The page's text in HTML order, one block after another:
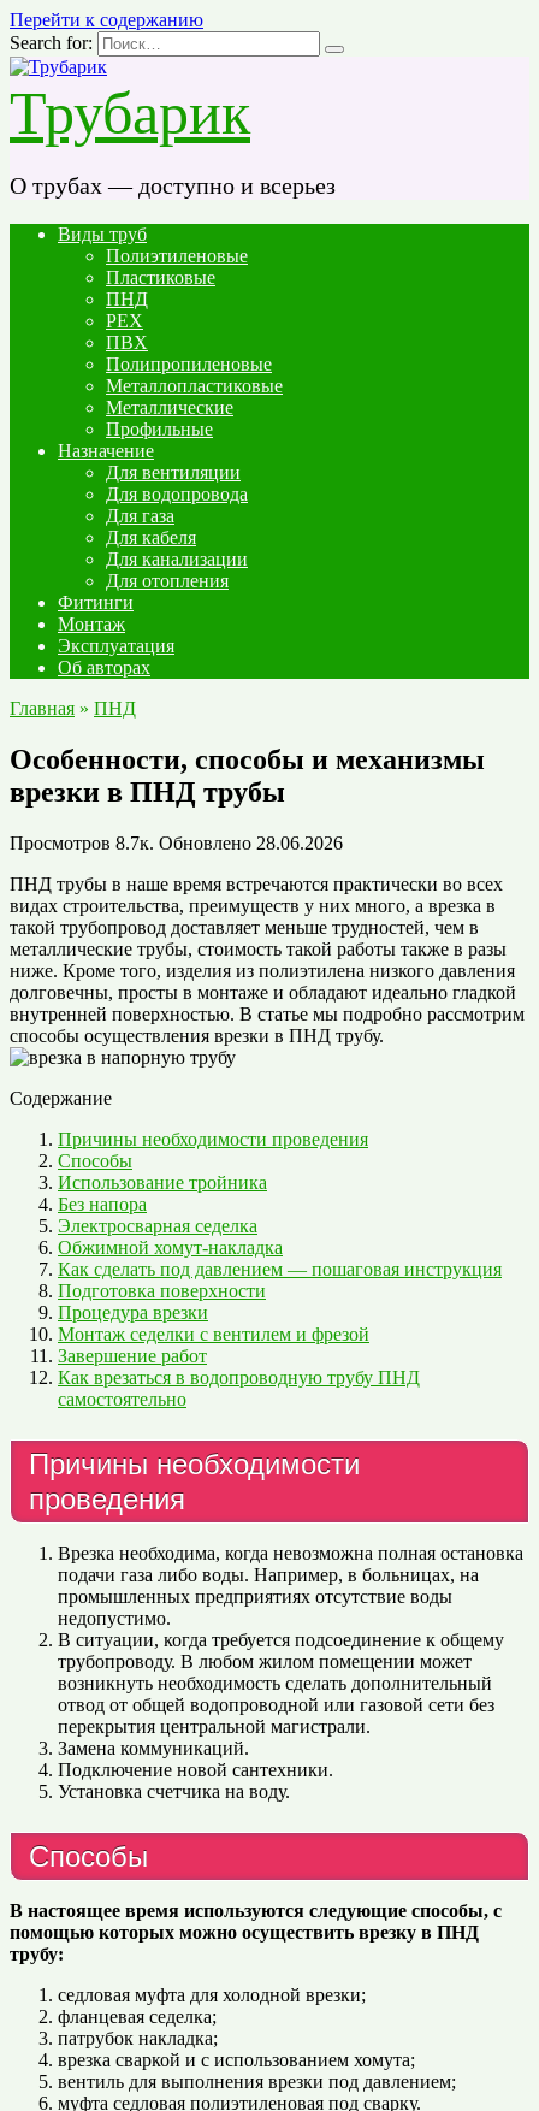
Перейти к содержанию
Search for:
Трубарик
О трубах — доступно и всерьез
Виды труб
Полиэтиленовые
Пластиковые
ПНД
PEX
ПВХ
Полипропиленовые
Металлопластиковые
Металлические
Профильные
Назначение
Для вентиляции
Для водопровода
Для газа
Для кабеля
Для канализации
Для отопления
Фитинги
Монтаж
Эксплуатация
Об авторах
Главная » ПНД
Особенности, способы и механизмы
врезки в ПНД трубы
Просмотров 8.7к. Обновлено 28.06.2026
ПНД трубы в наше время встречаются практически во всех
видах строительства, преимуществ у них много, а врезка в
такой трубопровод доставляет меньше трудностей, чем в
металлические трубы, стоимость такой работы также в разы
ниже. Кроме того, изделия из полиэтилена низкого давления
долговечны, просты в монтаже и обладают идеально гладкой
внутренней поверхностью. В статье мы подробно рассмотрим
способы осуществления врезки в ПНД трубу.
Содержание
Причины необходимости проведения
Способы
Использование тройника
Без напора
Электросварная седелка
Обжимной хомут-накладка
Как сделать под давлением — пошаговая инструкция
Подготовка поверхности
Процедура врезки
Монтаж седелки с вентилем и фрезой
Завершение работ
Как врезаться в водопроводную трубу ПНД
самостоятельно
Причины необходимости
проведения
Врезка необходима, когда невозможна полная остановка
подачи газа либо воды. Например, в больницах, на
промышленных предприятиях отсутствие воды
недопустимо.
В ситуации, когда требуется подсоединение к общему
трубопроводу. В любом жилом помещении может
возникнуть необходимость сделать дополнительный
отвод от общей водопроводной или газовой сети без
перекрытия центральной магистрали.
Замена коммуникаций.
Подключение новой сантехники.
Установка счетчика на воду.
Способы
В настоящее время используются следующие способы, с
помощью которых можно осуществить врезку в ПНД
трубу:
седловая муфта для холодной врезки;
фланцевая седелка;
патрубок накладка;
врезка сваркой и с использованием хомута;
вентиль для выполнения врезки под давлением;
муфта седловая полиэтиленовая под сварку.